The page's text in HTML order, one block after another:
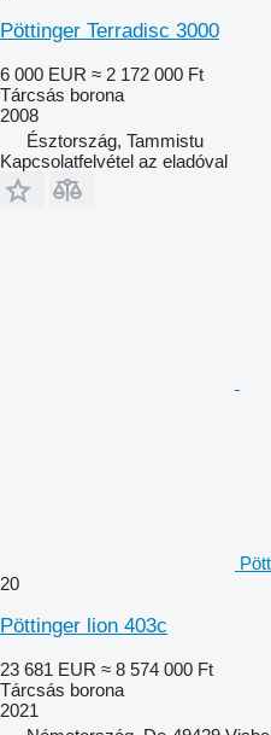
Pöttinger Terradisc 3000
6 000 EUR ≈ 2 172 000 Ft
Tárcsás borona
2008
Észtország, Tammistu
Kapcsolatfelvétel az eladóval
20
Pöttinger lion 403c
23 681 EUR ≈ 8 574 000 Ft
Tárcsás borona
2021